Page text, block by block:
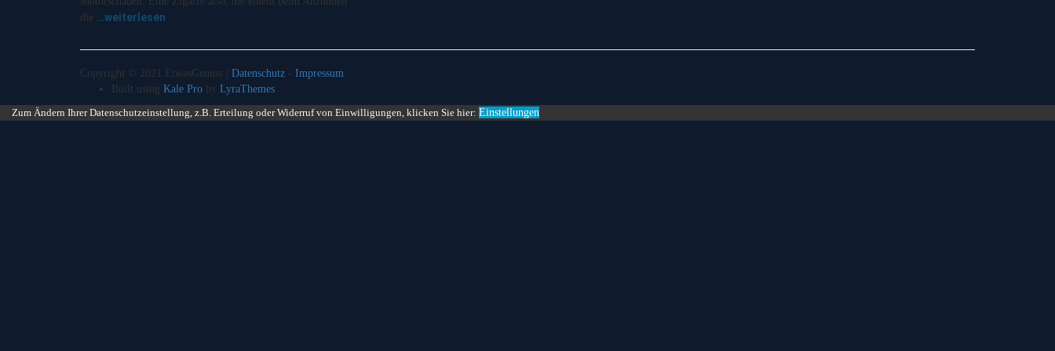
die …weiterlesen
Copyright © 2021 EtwasGenuss | Datenschutz - Impressum
Built using Kale Pro by LyraThemes
Zum Ändern Ihrer Datenschutzeinstellung, z.B. Erteilung oder Widerruf von Einwilligungen, klicken Sie hier: Einstellungen